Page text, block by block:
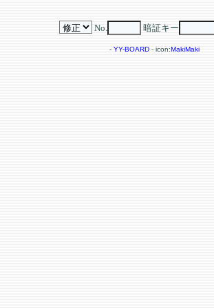
No. 暗証キー
- YY-BOARD- icon:MakiMaki